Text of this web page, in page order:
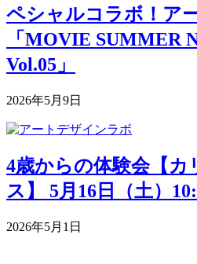
ペシャルコラボ！ア
「MOVIE SUMMER
Vol.05」
2026年5月9日
4歳からの体験会【カ
ス】 5月16日（土）
2026年5月1日